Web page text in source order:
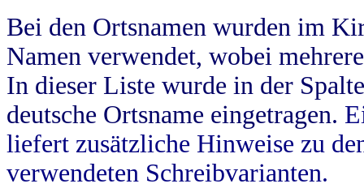
Bei den Ortsnamen wurden im
Namen verwendet, wobei
In dieser Liste wurde in der
deutsche Ortsname eingetragen.
liefert zusätzliche Hinweise zu
verwendeten Schreibvarianten.